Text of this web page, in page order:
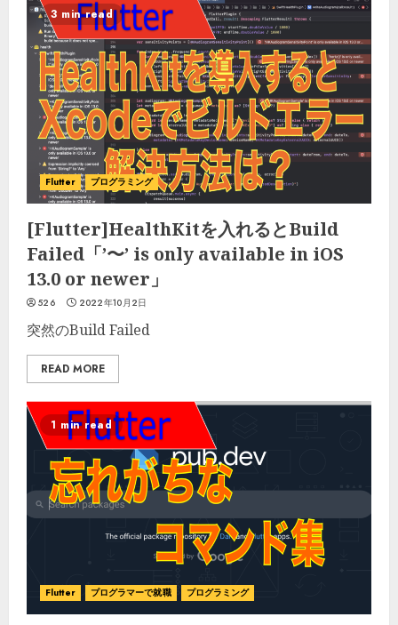
3 min read
Flutter プログラミング
[Flutter]HealthKitを入れるとBuild
Failed「’〜’ is only available in iOS
13.0 or newer」
526 2022年10月2日
突然のBuild Failed
READ MORE
1 min read
Flutter プログラマーで就職 プログラミング